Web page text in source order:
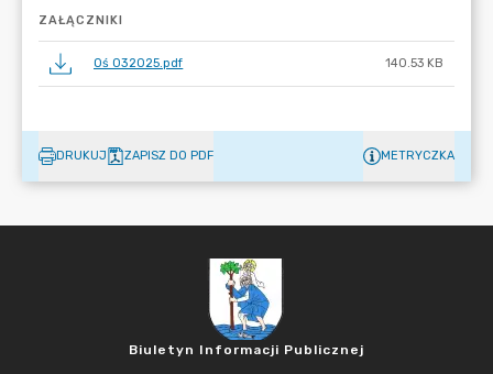
ZAŁĄCZNIKI
Oś 032025.pdf 140.53 KB
DRUKUJ ZAPISZ DO PDF METRYCZKA
Biuletyn Informacji Publicznej